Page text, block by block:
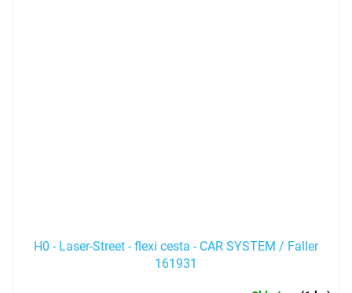
H0 - Laser-Street - flexi cesta - CAR SYSTEM / Faller
161931